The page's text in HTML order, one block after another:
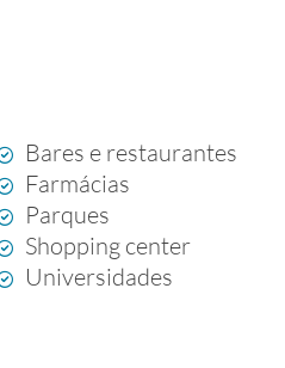
Bares e restaurantes
Farmácias
Parques
Shopping center
Universidades